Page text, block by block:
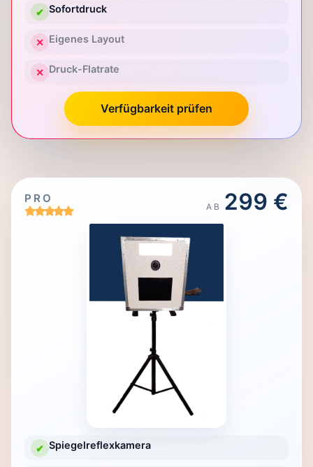
✔ Sofortdruck
✕ Eigenes Layout
✕ Druck-Flatrate
Verfügbarkeit prüfen
PRO
AB 299 €
✔ Spiegelreflexkamera